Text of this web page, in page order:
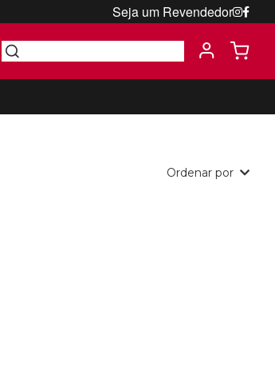
Seja um Revendedor
Ordenar por